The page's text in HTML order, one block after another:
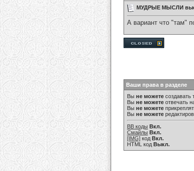
МУДРЫЕ МЫСЛИ
А вариант что "там"
Ваши права в разделе
Вы не можете создавать
Вы не можете отвечать
Вы не можете
Вы не можете
BB коды Вкл.
Смайлы Вкл.
[IMG] код Вкл.
HTML код Выкл.